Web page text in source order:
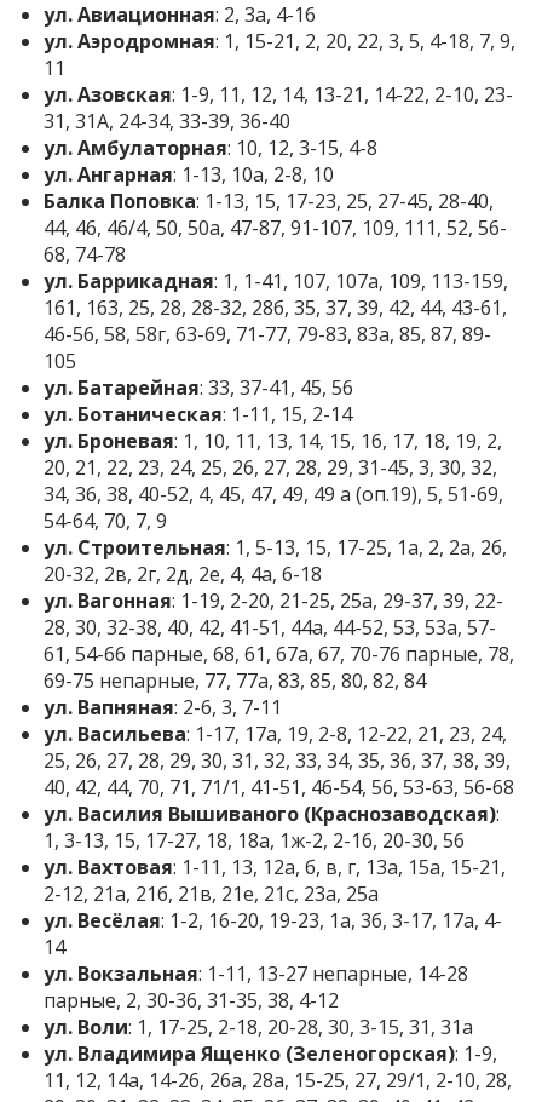
ул. Авиационная: 2, 3а, 4-16
ул. Аэродромная: 1, 15-21, 2, 20, 22, 3, 5, 4-18, 7, 9,
11
ул. Азовская: 1-9, 11, 12, 14, 13-21, 14-22, 2-10, 23-
31, 31А, 24-34, 33-39, 36-40
ул. Амбулаторная: 10, 12, 3-15, 4-8
ул. Ангарная: 1-13, 10а, 2-8, 10
Балка Поповка: 1-13, 15, 17-23, 25, 27-45, 28-40,
44, 46, 46/4, 50, 50а, 47-87, 91-107, 109, 111, 52, 56-
68, 74-78
ул. Баррикадная: 1, 1-41, 107, 107а, 109, 113-159,
161, 163, 25, 28, 28-32, 28б, 35, 37, 39, 42, 44, 43-61,
46-56, 58, 58г, 63-69, 71-77, 79-83, 83а, 85, 87, 89-
105
ул. Батарейная: 33, 37-41, 45, 56
ул. Ботаническая: 1-11, 15, 2-14
ул. Броневая: 1, 10, 11, 13, 14, 15, 16, 17, 18, 19, 2,
20, 21, 22, 23, 24, 25, 26, 27, 28, 29, 31-45, 3, 30, 32,
34, 36, 38, 40-52, 4, 45, 47, 49, 49 а (оп.19), 5, 51-69,
54-64, 70, 7, 9
ул. Строительная: 1, 5-13, 15, 17-25, 1а, 2, 2а, 2б,
20-32, 2в, 2г, 2д, 2е, 4, 4а, 6-18
ул. Вагонная: 1-19, 2-20, 21-25, 25а, 29-37, 39, 22-
28, 30, 32-38, 40, 42, 41-51, 44а, 44-52, 53, 53а, 57-
61, 54-66 парные, 68, 61, 67а, 67, 70-76 парные, 78,
69-75 непарные, 77, 77а, 83, 85, 80, 82, 84
ул. Вапняная: 2-6, 3, 7-11
ул. Васильева: 1-17, 17а, 19, 2-8, 12-22, 21, 23, 24,
25, 26, 27, 28, 29, 30, 31, 32, 33, 34, 35, 36, 37, 38, 39,
40, 42, 44, 70, 71, 71/1, 41-51, 46-54, 56, 53-63, 56-68
ул. Василия Вышиваного (Краснозаводская):
1, 3-13, 15, 17-27, 18, 18а, 1ж-2, 2-16, 20-30, 56
ул. Вахтовая: 1-11, 13, 12а, б, в, г, 13а, 15а, 15-21,
2-12, 21а, 21б, 21в, 21е, 21с, 23а, 25а
ул. Весёлая: 1-2, 16-20, 19-23, 1а, 3б, 3-17, 17а, 4-
14
ул. Вокзальная: 1-11, 13-27 непарные, 14-28
парные, 2, 30-36, 31-35, 38, 4-12
ул. Воли: 1, 17-25, 2-18, 20-28, 30, 3-15, 31, 31а
ул. Владимира Ященко (Зеленогорская): 1-9,
11, 12, 14а, 14-26, 26а, 28а, 15-25, 27, 29/1, 2-10, 28,